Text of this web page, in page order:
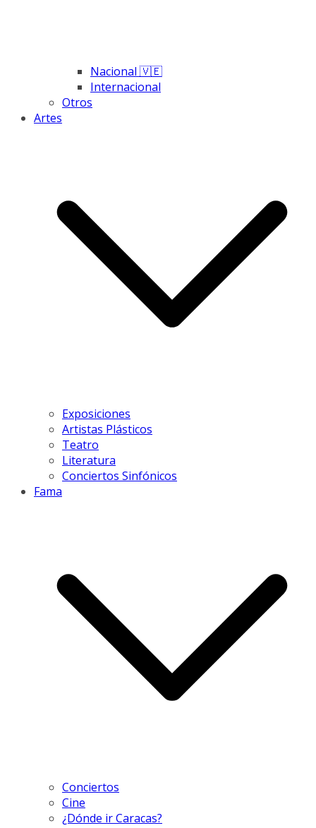
Nacional 🇻🇪
Internacional
Otros
Artes
Exposiciones
Artistas Plásticos
Teatro
Literatura
Conciertos Sinfónicos
Fama
Conciertos
Cine
¿Dónde ir Caracas?